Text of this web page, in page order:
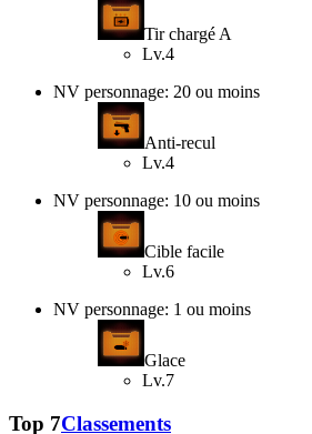
Tir chargé A
Lv.4
NV personnage: 20 ou moins
Anti-recul
Lv.4
NV personnage: 10 ou moins
Cible facile
Lv.6
NV personnage: 1 ou moins
Glace
Lv.7
Top 7Classements